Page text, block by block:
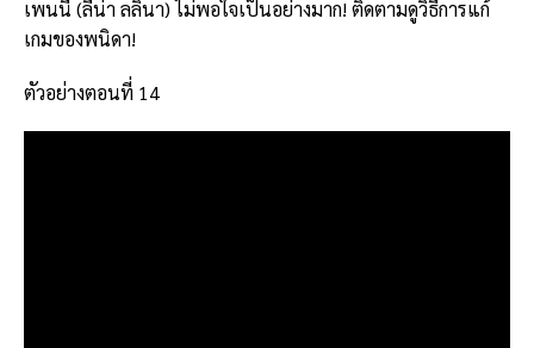
เพนนี (ลีน่า ลลินา) ไม่พอใจเป็นอย่างมาก! ติดตามดูวิธีการแก้
เกมของพนิดา!
ตัวอย่างตอนที่ 14